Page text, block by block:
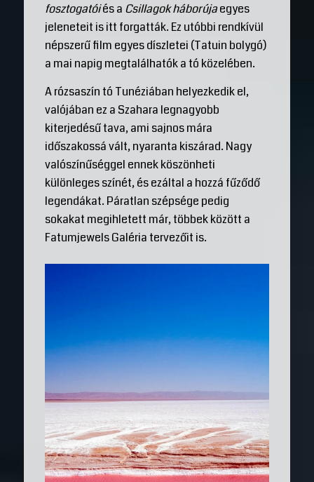
fosztogatóiés a Csillagok háborújaegyes
jeleneteit is itt forgatták. Ez utóbbi rendkívül
népszerű film egyes díszletei (Tatuin bolygó)
a mai napig megtalálhatók a tó közelében.
A rózsaszín tó Tunéziában helyezkedik el,
valójában ez a Szahara legnagyobb
kiterjedésű tava, ami sajnos mára
időszakossá vált, nyaranta kiszárad. Nagy
valószínűséggel ennek köszönheti
különleges színét, és ezáltal a hozzá fűződő
legendákat. Páratlan szépsége pedig
sokakat megihletett már, többek között a
Fatumjewels Galéria tervezőit is.